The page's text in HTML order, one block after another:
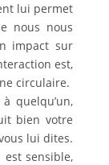
lui permet
nous nous
impact sur
est,
circulaire.
quelqu’un,
bien votre
lui dites.
sensible,